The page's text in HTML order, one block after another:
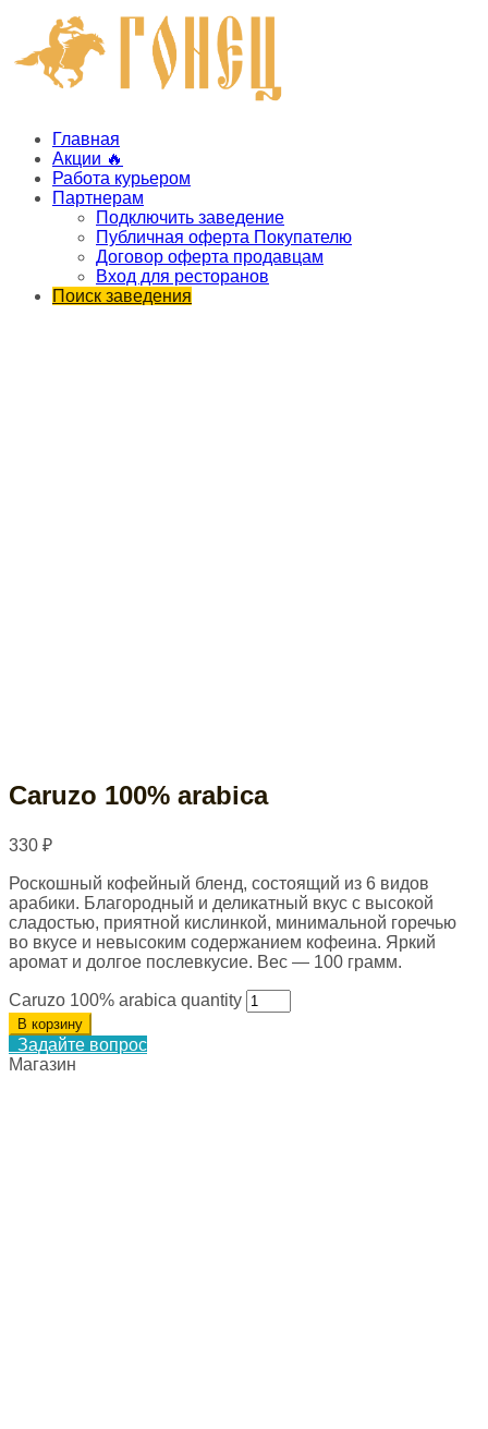
Главная
Акции 🔥
Работа курьером
Партнерам
Подключить заведение
Публичная оферта Покупателю
Договор оферта продавцам
Вход для ресторанов
Поиск заведения
Caruzo 100% arabica
330 ₽
Роскошный кофейный бленд, состоящий из 6 видов
арабики. Благородный и деликатный вкус с высокой
сладостью, приятной кислинкой, минимальной горечью
во вкусе и невысоким содержанием кофеина. Яркий
аромат и долгое послевкусие. Вес — 100 грамм.
Caruzo 100% arabica quantity
В корзину
Задайте вопрос
Магазин